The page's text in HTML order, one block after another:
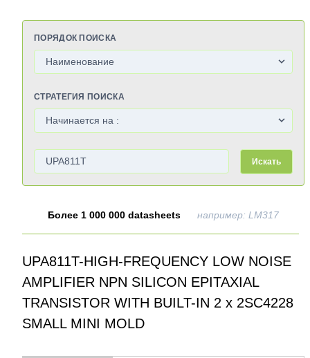
ПОРЯДОК ПОИСКА
СТРАТЕГИЯ ПОИСКА
Искать
Более 1 000 000 datasheets например: LM317
UPA811T-HIGH-FREQUENCY LOW NOISE
AMPLIFIER NPN SILICON EPITAXIAL
TRANSISTOR WITH BUILT-IN 2 x 2SC4228
SMALL MINI MOLD